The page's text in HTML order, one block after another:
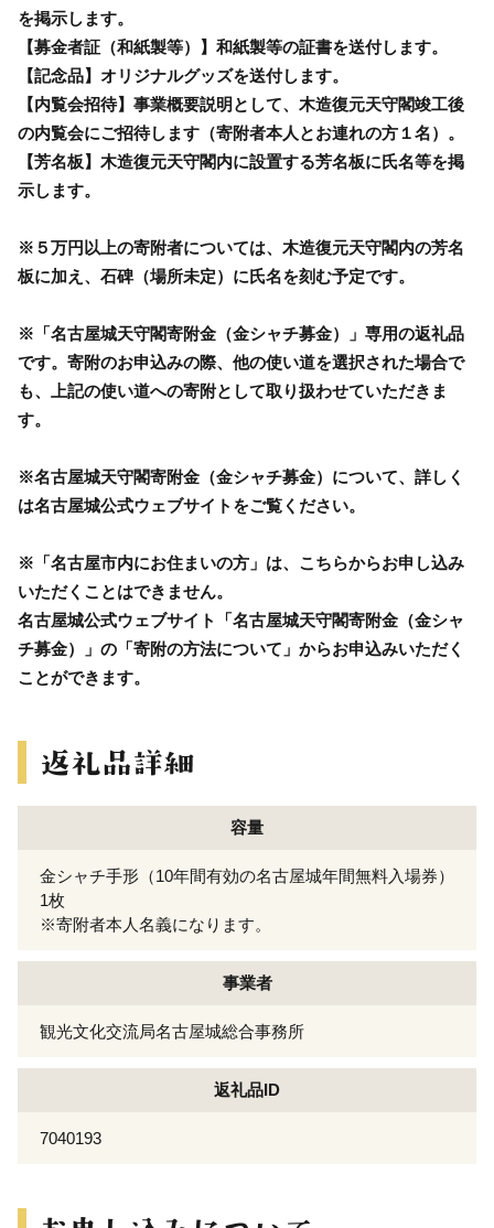
を掲示します。
【募金者証（和紙製等）】和紙製等の証書を送付します。
【記念品】オリジナルグッズを送付します。
【内覧会招待】事業概要説明として、木造復元天守閣竣工後
の内覧会にご招待します（寄附者本人とお連れの方１名）。
【芳名板】木造復元天守閣内に設置する芳名板に氏名等を掲
示します。
※５万円以上の寄附者については、木造復元天守閣内の芳名
板に加え、石碑（場所未定）に氏名を刻む予定です。
※「名古屋城天守閣寄附金（金シャチ募金）」専用の返礼品
です。寄附のお申込みの際、他の使い道を選択された場合で
も、上記の使い道への寄附として取り扱わせていただきま
す。
※名古屋城天守閣寄附金（金シャチ募金）について、詳しく
は名古屋城公式ウェブサイトをご覧ください。
※「名古屋市内にお住まいの方」は、こちらからお申し込み
いただくことはできません。
名古屋城公式ウェブサイト「名古屋城天守閣寄附金（金シャ
チ募金）」の「寄附の方法について」からお申込みいただく
ことができます。
容量
金シャチ手形（10年間有効の名古屋城年間無料入場券）
1枚
※寄附者本人名義になります。
事業者
観光文化交流局名古屋城総合事務所
返礼品ID
7040193